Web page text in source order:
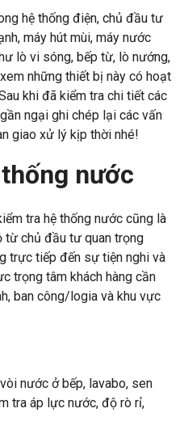
hệ thống điện, chủ đầu tư
máy hút mùi, máy nước
lò vi sóng, bếp từ, lò nướng,
những thiết bị này có hoạt
khi đã kiểm tra chi tiết các
ngại ghi chép lại các vấn
giao xử lý kịp thời nhé!
nước
tra hệ thống nước cũng là
từ chủ đầu tư quan trọng
trực tiếp đến sự tiện nghi và
trọng tâm khách hàng cần
ban công/logia và khu vực
nước ở bếp, lavabo, sen
tra áp lực nước, độ rò rỉ,